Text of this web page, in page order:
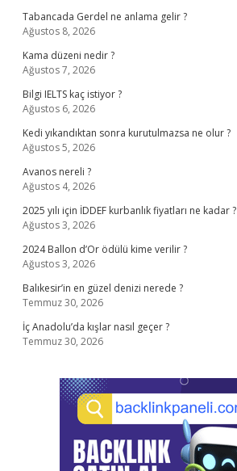
Tabancada Gerdel ne anlama gelir ?
Ağustos 8, 2026
Kama düzeni nedir ?
Ağustos 7, 2026
Bilgi IELTS kaç istiyor ?
Ağustos 6, 2026
Kedi yıkandıktan sonra kurutulmazsa ne olur ?
Ağustos 5, 2026
Avanos nereli ?
Ağustos 4, 2026
2025 yılı için İDDEF kurbanlık fiyatları ne kadar ?
Ağustos 3, 2026
2024 Ballon d’Or ödülü kime verilir ?
Ağustos 3, 2026
Balıkesir’in en güzel denizi nerede ?
Temmuz 30, 2026
İç Anadolu’da kışlar nasıl geçer ?
Temmuz 30, 2026